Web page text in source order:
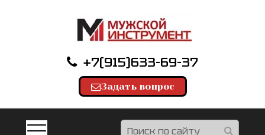
+7(915)633-69-37
Задать вопрос